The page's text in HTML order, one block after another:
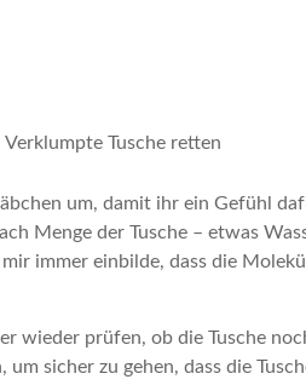
um, damit ihr ein Gefühl
Menge der Tusche – etwas
immer einbilde, dass die
wieder prüfen, ob die Tusche
sicher zu gehen, dass die